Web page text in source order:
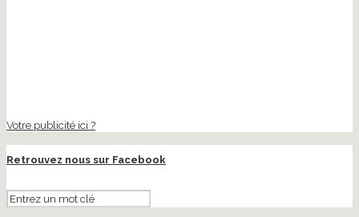
Votre publicité ici ?
Retrouvez nous sur Facebook